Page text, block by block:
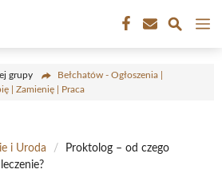
grupy
Bełchatów - Ogłoszenia |
| Zamienię | Praca
i Uroda /
Proktolog – od czego